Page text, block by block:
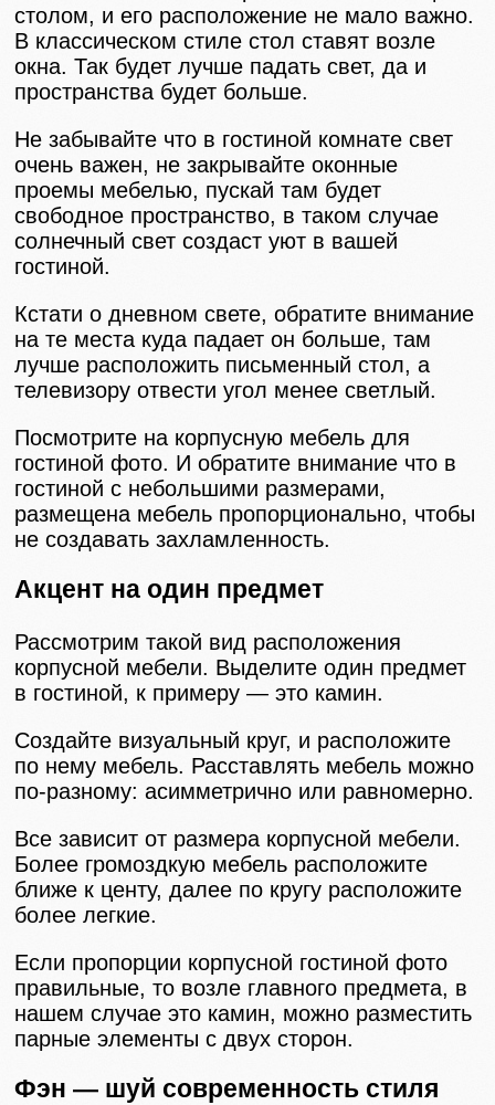
столом, и его расположение не мало важно.
В классическом стиле стол ставят возле
окна. Так будет лучше падать свет, да и
пространства будет больше.
Не забывайте что в гостиной комнате свет
очень важен, не закрывайте оконные
проемы мебелью, пускай там будет
свободное пространство, в таком случае
солнечный свет создаст уют в вашей
гостиной.
Кстати о дневном свете, обратите внимание
на те места куда падает он больше, там
лучше расположить письменный стол, а
телевизору отвести угол менее светлый.
Посмотрите на корпусную мебель для
гостиной фото. И обратите внимание что в
гостиной с небольшими размерами,
размещена мебель пропорционально, чтобы
не создавать захламленность.
Акцент на один предмет
Рассмотрим такой вид расположения
корпусной мебели. Выделите один предмет
в гостиной, к примеру — это камин.
Создайте визуальный круг, и расположите
по нему мебель. Расставлять мебель можно
по-разному: асимметрично или равномерно.
Все зависит от размера корпусной мебели.
Более громоздкую мебель расположите
ближе к центу, далее по кругу расположите
более легкие.
Если пропорции корпусной гостиной фото
правильные, то возле главного предмета, в
нашем случае это камин, можно разместить
парные элементы с двух сторон.
Фэн — шуй современность стиля